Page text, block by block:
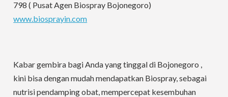
798 ( Pusat Agen Biospray Bojonegoro)
www.biosprayin.com
Kabar gembira bagi Anda yang tinggal di Bojonegoro ,
kini bisa dengan mudah mendapatkan Biospray, sebagai
nutrisi pendamping obat, mempercepat kesembuhan